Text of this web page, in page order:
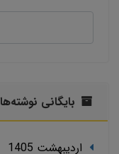
بایگانی نوشته‌ها
ارديبهشت 1405